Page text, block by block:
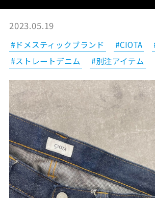
2023.05.19
#ドメスティックブランド #CIOTA
#ストレートデニム
#別注アイテム